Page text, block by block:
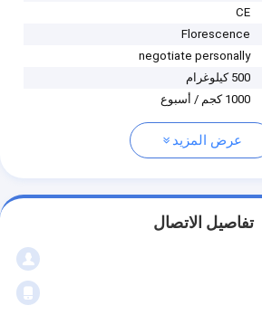
CE
Florescence
negotiate personally
500 كيلوغرام
1000 كجم / أسبوع
عرض المزيد
تفاصيل الاتصال